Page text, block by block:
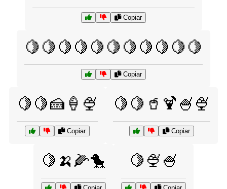
Copiar
🍋🍋🍋🍋🍋🍋🍋🍋🍋🍋🍋
Copiar
🍋🍋🍰🍦🍨
Copiar
🍋🍋🥤🍹🍧🍨
Copiar
🍋🍌🌽🐤 🍋🍨🍧